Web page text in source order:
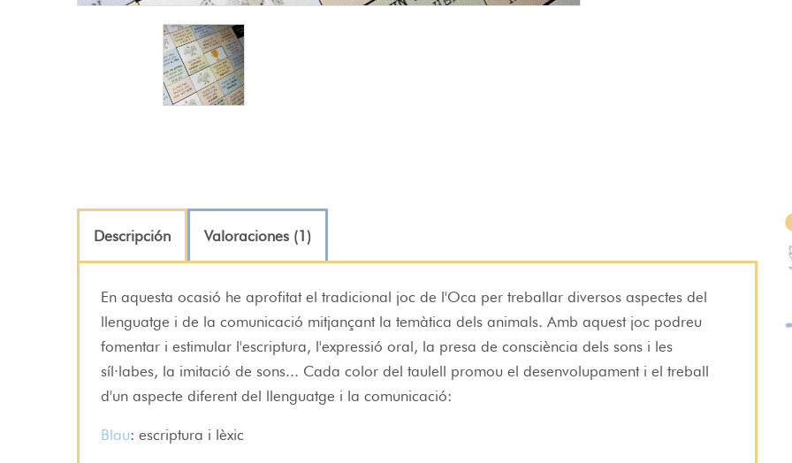
Descripción Valoraciones (1)
En aquesta ocasió he aprofitat el tradicional joc de l'Oca per treballar diversos aspectes del
llenguatge i de la comunicació mitjançant la temàtica dels animals. Amb aquest joc podreu
fomentar i estimular l'escriptura, l'expressió oral, la presa de consciència dels sons i les
síl·labes, la imitació de sons... Cada color del taulell promou el desenvolupament i el treball
d'un aspecte diferent del llenguatge i la comunicació:
Blau: escriptura i lèxic